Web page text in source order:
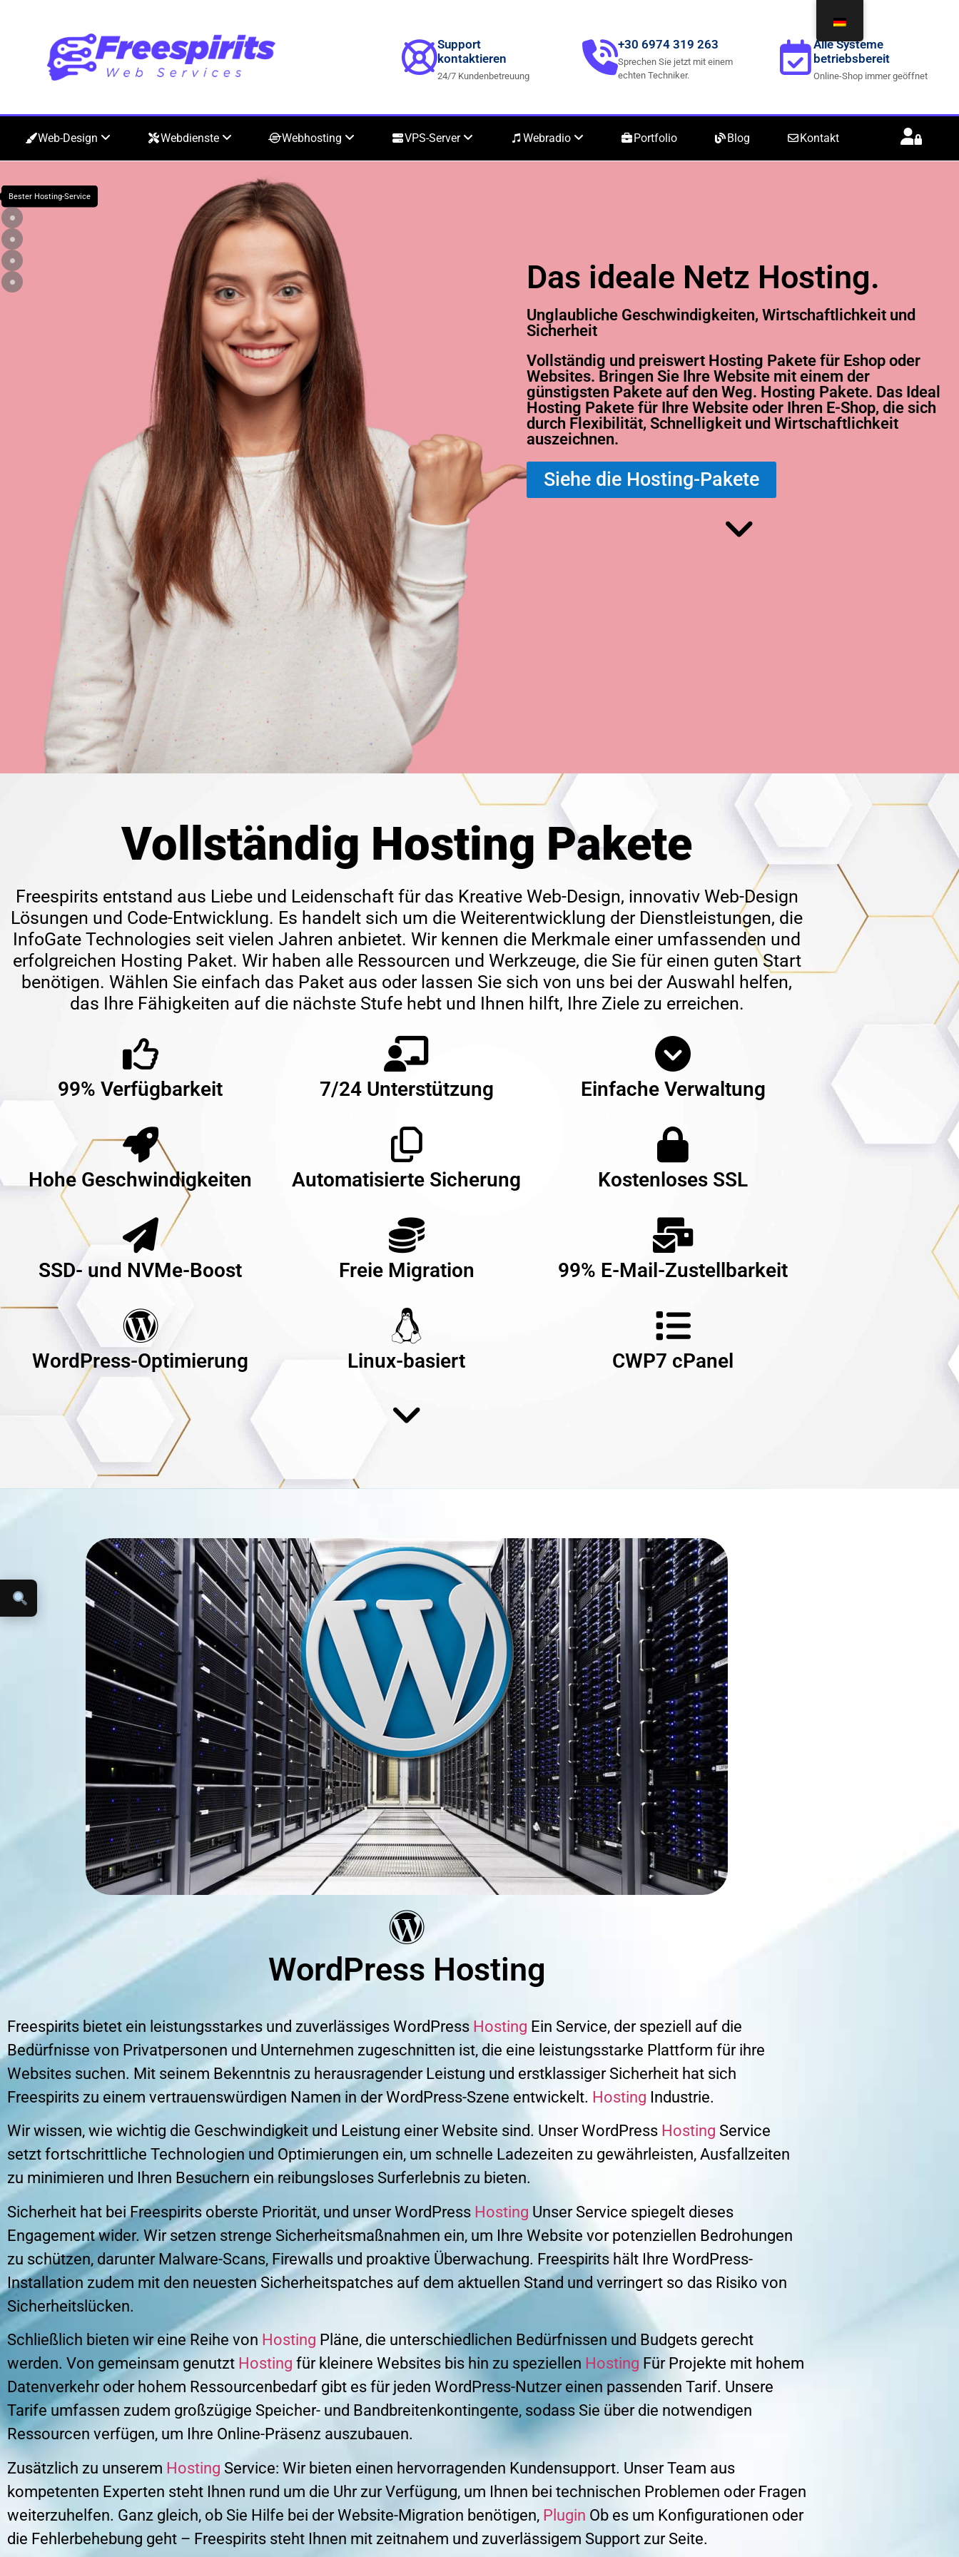
Support
kontaktieren
24/7 Kundenbetreuung
+30 6974 319 263
Sprechen Sie jetzt mit einem
echten Techniker.
Alle Systeme
betriebsbereit
Online-Shop immer geöffnet
Web-Design Webdienste Webhosting VPS-Server Webradio Portfolio Blog Kontakt
Das ideale Netz Hosting.
Unglaubliche Geschwindigkeiten, Wirtschaftlichkeit und
Sicherheit
Vollständig und preiswert Hosting Pakete für Eshop oder
Websites. Bringen Sie Ihre Website mit einem der
günstigsten Pakete auf den Weg. Hosting Pakete. Das Ideal
Hosting Pakete für Ihre Website oder Ihren E-Shop, die sich
durch Flexibilität, Schnelligkeit und Wirtschaftlichkeit
auszeichnen.
Siehe die Hosting-Pakete
Vollständig Hosting Pakete
Freespirits entstand aus Liebe und Leidenschaft für das Kreative Web-Design, innovativ Web-Design
Lösungen und Code-Entwicklung. Es handelt sich um die Weiterentwicklung der Dienstleistungen, die
InfoGate Technologies seit vielen Jahren anbietet. Wir kennen die Merkmale einer umfassenden und
erfolgreichen Hosting Paket. Wir haben alle Ressourcen und Werkzeuge, die Sie für einen guten Start
benötigen. Wählen Sie einfach das Paket aus oder lassen Sie sich von uns bei der Auswahl helfen,
das Ihre Fähigkeiten auf die nächste Stufe hebt und Ihnen hilft, Ihre Ziele zu erreichen.
99% Verfügbarkeit 7/24 Unterstützung Einfache Verwaltung
Hohe Geschwindigkeiten Automatisierte Sicherung Kostenloses SSL
SSD- und NVMe-Boost Freie Migration 99% E-Mail-Zustellbarkeit
WordPress-Optimierung Linux-basiert CWP7 cPanel
WordPress Hosting
Bester Hosting-Service
Freespirits bietet ein leistungsstarkes und zuverlässiges WordPress Hosting Ein Service, der speziell auf die
Bedürfnisse von Privatpersonen und Unternehmen zugeschnitten ist, die eine leistungsstarke Plattform für ihre
Websites suchen. Mit seinem Bekenntnis zu herausragender Leistung und erstklassiger Sicherheit hat sich
Freespirits zu einem vertrauenswürdigen Namen in der WordPress-Szene entwickelt. Hosting Industrie.
Wir wissen, wie wichtig die Geschwindigkeit und Leistung einer Website sind. Unser WordPress Hosting Service
setzt fortschrittliche Technologien und Optimierungen ein, um schnelle Ladezeiten zu gewährleisten, Ausfallzeiten
zu minimieren und Ihren Besuchern ein reibungsloses Surferlebnis zu bieten.
Sicherheit hat bei Freespirits oberste Priorität, und unser WordPress Hosting Unser Service spiegelt dieses
Engagement wider. Wir setzen strenge Sicherheitsmaßnahmen ein, um Ihre Website vor potenziellen Bedrohungen
zu schützen, darunter Malware-Scans, Firewalls und proaktive Überwachung. Freespirits hält Ihre WordPress-
Installation zudem mit den neuesten Sicherheitspatches auf dem aktuellen Stand und verringert so das Risiko von
Sicherheitslücken.
Schließlich bieten wir eine Reihe von Hosting Pläne, die unterschiedlichen Bedürfnissen und Budgets gerecht
werden. Von gemeinsam genutzt Hosting für kleinere Websites bis hin zu speziellen Hosting Für Projekte mit hohem
Datenverkehr oder hohem Ressourcenbedarf gibt es für jeden WordPress-Nutzer einen passenden Tarif. Unsere
Tarife umfassen zudem großzügige Speicher- und Bandbreitenkontingente, sodass Sie über die notwendigen
Ressourcen verfügen, um Ihre Online-Präsenz auszubauen.
Zusätzlich zu unserem Hosting Service: Wir bieten einen hervorragenden Kundensupport. Unser Team aus
kompetenten Experten steht Ihnen rund um die Uhr zur Verfügung, um Ihnen bei technischen Problemen oder Fragen
weiterzuhelfen. Ganz gleich, ob Sie Hilfe bei der Website-Migration benötigen, Plugin Ob es um Konfigurationen oder
die Fehlerbehebung geht – Freespirits steht Ihnen mit zeitnahem und zuverlässigem Support zur Seite.